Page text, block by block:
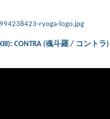
ryoga-logo.jpg
CONTRA (魂斗羅 / コントラ